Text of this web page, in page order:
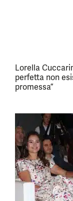
Lorella
perfetta non
promessa”